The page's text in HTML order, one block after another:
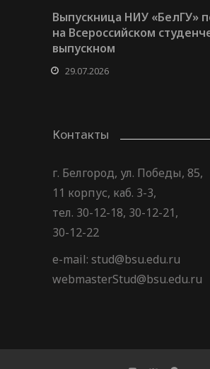
Выпускница НИУ «БелГУ»
на Всероссийском
выпускном
29.07.2026
Контакты
г. Белгород, ул. Победы, 85,
11 корпус, каб. 3-3,
тел. 30-12-18, 30-12-21,
30-12-22
e-mail: stud@bsu.edu.ru
webmasterStud@bsu.edu.ru